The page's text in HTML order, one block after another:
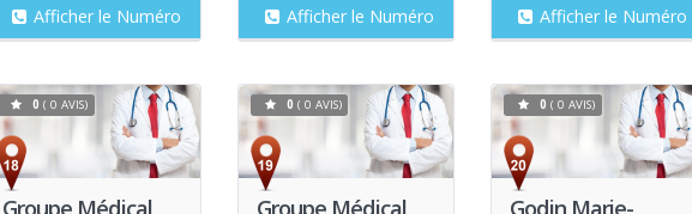
Afficher le Numéro Afficher le Numéro Afficher le Numéro
Groupe Médical
Voir
0( 0 AVIS)
Groupe Médical
Voir
Fiche
0 ( 0 AVIS)
Godin Marie-
Voir
Fiche
0 ( 0 AVIS)